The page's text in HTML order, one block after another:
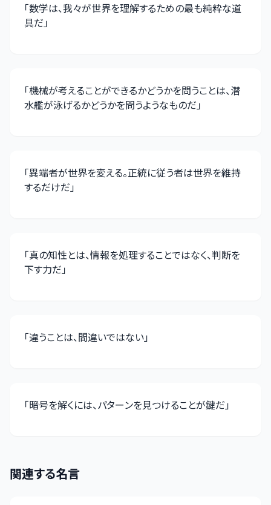
「数学は、我々が世界を理解するための最も純粋な道
具だ」
「機械が考えることができるかどうかを問うことは、潜
水艦が泳げるかどうかを問うようなものだ」
「異端者が世界を変える。正統に従う者は世界を維持
するだけだ」
「真の知性とは、情報を処理することではなく、判断を
下す力だ」
「違うことは、間違いではない」
「暗号を解くには、パターンを見つけることが鍵だ」
関連する名言